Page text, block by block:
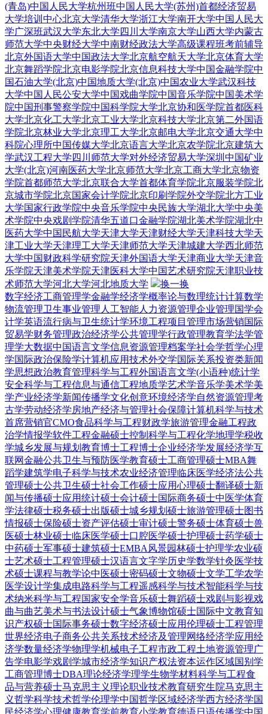
(青岛)中国人民大学杭州班中国人民大学(苏州)首都经济贸易
大学培训中心北京大学清华大学浙江大学南开大学中国人民大
学广深班武汉大学东北大学 四川大学南京大学山西大学内蒙古
师范大学中央财经大学中南财经政法大学高级课程班考前辅导
北京外国语大学中国政法大学北京航空航天大学北京体育大学
北京舞蹈学院北京电影学院北京信息科技大学中国金融学院中
国石油大学(北京)中国地质大学(北京)中国农业大学武汉科技
大学中国人民公安大学中国戏曲学院中国音乐学院中国美术学
院中国刑事警察学院中国科学院大学北京协和医学院首都医科
大学北京化工大学北京工业大学北京科技大学北京第二外国语
学院北京林业大学北京理工大学北京邮电大学北京交通大学中
科院心理所中国传媒大学北京语言大学北京农学院北京建筑大
学武汉工程大学 四川师范大学对外经济贸易大学深圳 中国矿业
大学(北京)河南医药大学北京师范大学北京工商大学北京物资
学院首都师范大学北京联合大学首都体育学院北京服装学院北
京城市学院北京国家会计学院北京印刷学院外交学院北方工业
大学国家行政学院中央音乐学院中央民族大学湖北大学中央美
术学院中央戏剧学院清华五道口金融学院湖北美术学院湖北中
医药大学中国民航大学天津大学天津财经大学天津科技大学天
津工业大学天津理工大学天津师范大学天津城建大学西北师范
大学中国财政科学研究院天津外国语大学天津商业大学天津音
乐学院天津美术学院天津医科大学中国艺术研究院天津职业技
术师范大学河北大学河北地质大学
换一换
数字经济工商管理学金融学经济学概率论与数理统计计算数学
物流管理卫生事业管理 人工智能人力资源管理企业管理国学会
计学英语流行病与卫生统计学环境工程项目管理市场营销国际
贸易学财务管理政治经济学公共管理学行政管理教育学法学管
理学大数据中国语言文学信息资源管理档案学社会学哲学心理
学国际政治保险学计算机应用技术外交学国际关系投资类新闻
学思想政治教育管理科学与工程外国语言文学(小语种)统计学
安全科学与工程信息与通信工程地质学艺术学音乐学美术学美
学产业经济学新闻传播学文化创意环境经济学自然资源管理考
古学劳动经济学房地产经济与管理社会保障计算机科学与技术
首席营销官CMO食品科学与工程财政学旅游管理金融工程政
治学情报学软件工程金融硕士控制科学与工程化学地理学税收
学城乡发展与规划 教育博士工程博士企业经济学发展经济学互
联网金融公共卫生与预防医学教育硕士工商管理硕士MBA舞
蹈学建筑学电子科学与技术农业经济管理临床医学经济法公共
管理硕士公共卫生硕士社会工作硕士应用心理硕士翻译硕士新
闻与传播硕士应用统计硕士会计硕士国际商务硕士中医学体育
学法律硕士税务硕士出版硕士城乡规划硕士旅游管理硕士图书
情报硕士保险硕士资产评估硕士审计硕士警务硕士体育硕士兽
医硕士林业硕士临床医学硕士口腔医学硕士护理硕士药学硕士
中药硕士军事硕士建筑硕士EMBA 风景园林硕士护理学农业硕
士艺术硕士工程管理硕士汉语言文字学历史学数学针灸 医学技
术硕士课程与教学论中医硕士密码硕士文物硕士文学工学农学
医学设计学集成电路科学与工程遥感科学与技术智能科学与技
术纳米科学与工程国家安全学音乐硕士舞蹈硕士戏剧与影视戏
曲与曲艺美术与书法设计硕士气象博物馆硕士国际中文教育知
识产权硕士国际事务硕士数字经济硕士应用伦理硕士工程管理
世界经济电子商务公共关系技术经济及管理网络经济学应用经
济学数量经济学物理学机械电子工程市政工程土地资源管理广
告学电影学戏剧学城市经济学知识产权法资本运作区域国别学
工商管理博士DBA理论经济学理学生物学材料科学与工程食
品与营养硕士马克思主义理论职业技术教育研究生院马克思主
义哲学科学技术哲学伦理学中国哲学区域经济学西方经济学国
民经济学心理健康教育学前教育小学教育德语日语传播学中国